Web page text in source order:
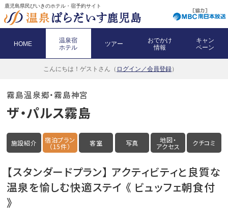
鹿児島県民びいきのホテル・宿予約サイト
HOME
温泉宿
ホテル
ツアー
おでかけ
情報
キャン
ペーン
こんにちは！ ゲストさん（ ログイン／会員登録）
霧島温泉郷・霧島神宮
ザ・パルス霧島
施設紹介 宿泊プラン
（15件） 客室 写真 地図・
アクセス クチコミ
【スタンダードプラン】 アクティビティと良質な
温泉を愉しむ快適ステイ 《 ビュッフェ朝食付
》